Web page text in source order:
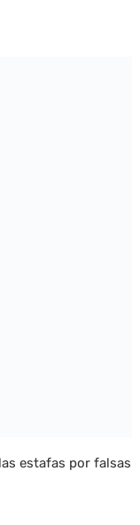
estafas por falsas